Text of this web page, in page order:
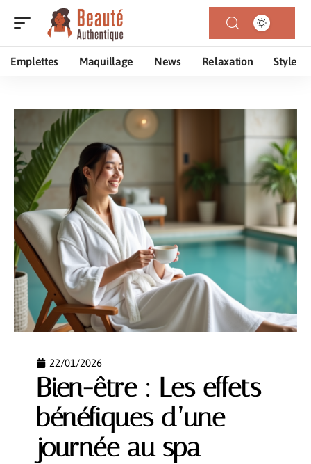
Emplettes Maquillage News Relaxation Style
22/01/2026
Bien-être : Les effets
bénéfiques d’une
journée au spa